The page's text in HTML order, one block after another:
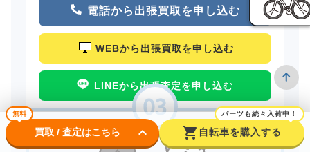
電話から出張買取を申し込む
WEBから出張買取を申し込む
LINEから出張査定を申し込む
無料
買取 / 査定はこちら keyboard_arrow_down shopping_cart
パーツも続々入荷中！
自転車を購入する